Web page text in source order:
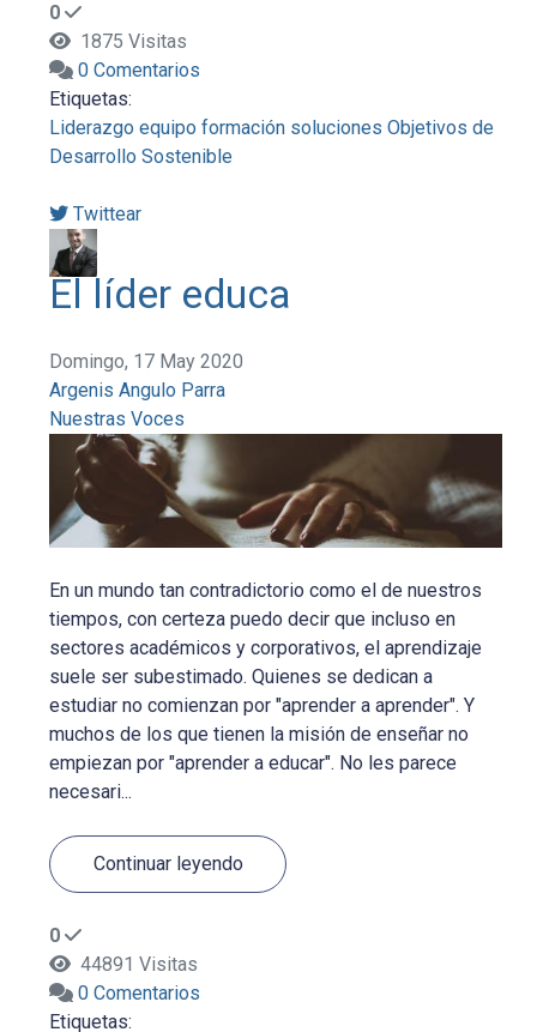
0
1875 Visitas
0 Comentarios
Etiquetas:
Liderazgo equipo formación soluciones Objetivos de
Desarrollo Sostenible
Twittear
El líder educa
Domingo, 17 May 2020
Argenis Angulo Parra
Nuestras Voces
En un mundo tan contradictorio como el de nuestros
tiempos, con certeza puedo decir que incluso en
sectores académicos y corporativos, el aprendizaje
suele ser subestimado. Quienes se dedican a
estudiar no comienzan por "aprender a aprender". Y
muchos de los que tienen la misión de enseñar no
empiezan por "aprender a educar". No les parece
necesari...
Continuar leyendo
0
44891 Visitas
0 Comentarios
Etiquetas: